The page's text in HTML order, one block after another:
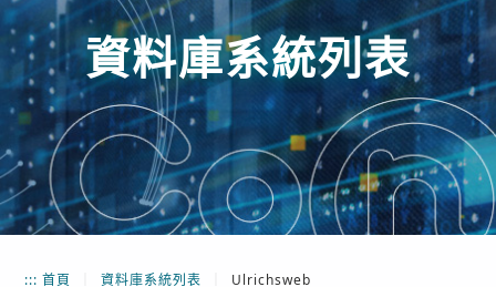
資料庫系統列表
:::首頁 資料庫系統列表 Ulrichsweb